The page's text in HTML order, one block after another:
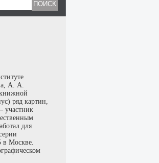
А. А.
ряд картин,
участник
для
в Москве.